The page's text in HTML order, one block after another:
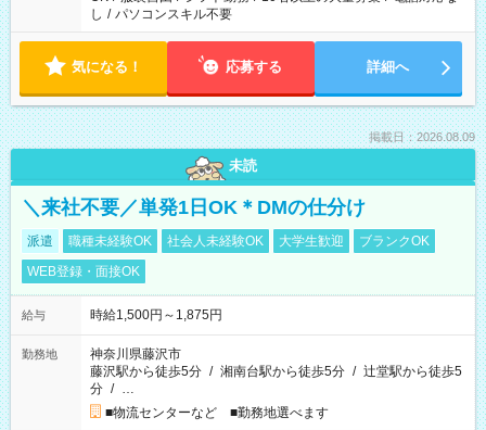
し / パソコンスキル不要
気になる！ 応募する 詳細へ
掲載日：2026.08.09
未読
＼来社不要／単発1日OK＊DMの仕分け
派遣 職種未経験OK 社会人未経験OK 大学生歓迎
ブランクOK
WEB登録・面接OK
給与 時給1,500円～1,875円
勤務地
神奈川県藤沢市
藤沢駅から徒歩5分 / 湘南台駅から徒歩5分 / 辻堂駅から徒歩5
分 / …
■物流センターなど ■勤務地選べます